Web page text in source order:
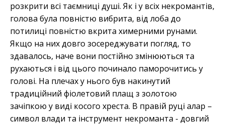
розкрити всі таємниці душі. Як і у всіх некромантів,
голова була повністю вибрита, від лоба до
потилиці повністю вкрита химерними рунами.
Якщо на них довго зосереджувати погляд, то
здавалось, наче вони постійно змінюються та
рухаються і від цього починало паморочитись у
голові. На плечах у нього був накинутий
традиційний фіолетовий плащ з золотою
зачіпкою у виді косого хреста. В правій руці алар –
символ влади та інструмент некроманта - довгий